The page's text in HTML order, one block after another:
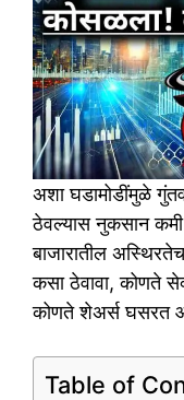
अशा घडामोडींमुळे
ठेवल्यास नुकसान कमी
बाजारातील
कसा ठेवावा, कोणते
कोणते शेअर्स घसरत
Table of